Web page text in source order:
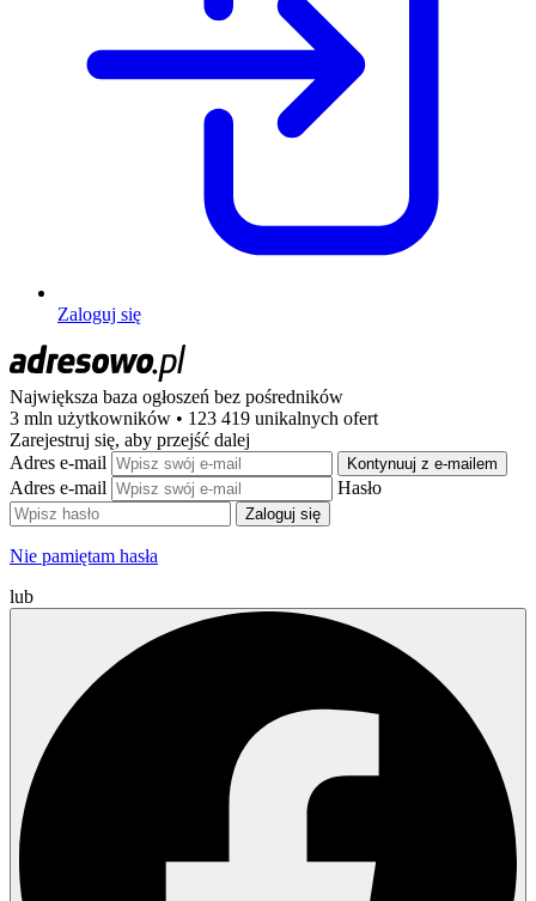
Zaloguj się
Największa baza ogłoszeń bez pośredników
3 mln użytkowników • 123 419 unikalnych ofert
Zarejestruj się, aby przejść dalej
Adres e-mail
Kontynuuj z e-mailem
Adres e-mail Hasło
Zaloguj się
Nie pamiętam hasła
lub